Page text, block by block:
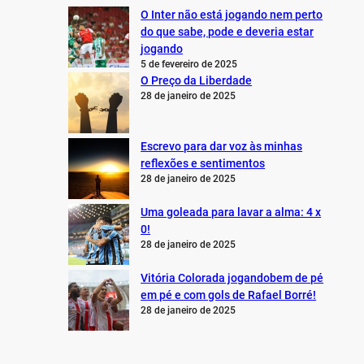
O Inter não está jogando nem perto
do que sabe, pode e deveria estar
jogando
5 de fevereiro de 2025
O Preço da Liberdade
28 de janeiro de 2025
Escrevo para dar voz às minhas
reflexões e sentimentos
28 de janeiro de 2025
Uma goleada para lavar a alma: 4 x
0!
28 de janeiro de 2025
Vitória Colorada jogandobem de pé
em pé e com gols de Rafael Borré!
28 de janeiro de 2025